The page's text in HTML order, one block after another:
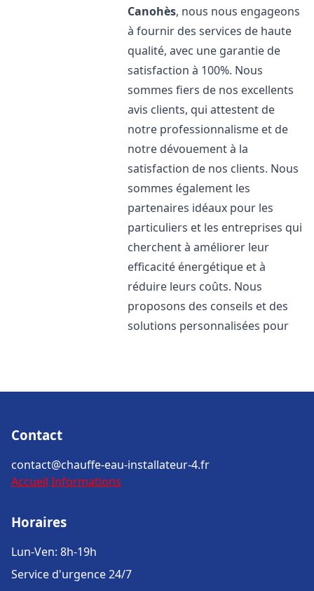
Canohès, nous nous engageons
à fournir des services de haute
qualité, avec une garantie de
satisfaction à 100%. Nous
sommes fiers de nos excellents
avis clients, qui attestent de
notre professionnalisme et de
notre dévouement à la
satisfaction de nos clients. Nous
sommes également les
partenaires idéaux pour les
particuliers et les entreprises qui
cherchent à améliorer leur
efficacité énergétique et à
réduire leurs coûts. Nous
proposons des conseils et des
solutions personnalisées pour
Contact
contact@chauffe-eau-installateur-4.fr
Accueil Informations
Horaires
Lun-Ven: 8h-19h
Service d'urgence 24/7